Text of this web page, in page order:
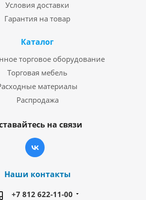
Условия доставки
Гарантия на товар
Каталог
торговое оборудование
Торговая мебель
материалы
Распродажа
на связи
Наши контакты
+7 812 622-11-00